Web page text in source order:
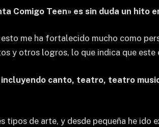
Comigo Teen» es sin duda un hito
me ha fortalecido mucho como
y otros logros, lo que indica que
canto, teatro, teatro
tipos de arte, y desde pequeña he